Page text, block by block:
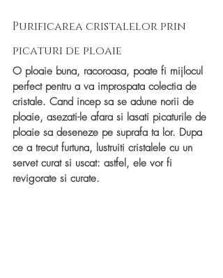
Purificarea cristalelor prin
picaturi de ploaie
O ploaie buna, racoroasa, poate fi mijlocul
perfect pentru a va improspata colectia de
cristale. Cand incep sa se adune norii de
ploaie, asezati-le afara si lasati picaturile de
ploaie sa deseneze pe suprafa ta lor. Dupa
ce a trecut furtuna, lustruiti cristalele cu un
servet curat si uscat: astfel, ele vor fi
revigorate si curate.